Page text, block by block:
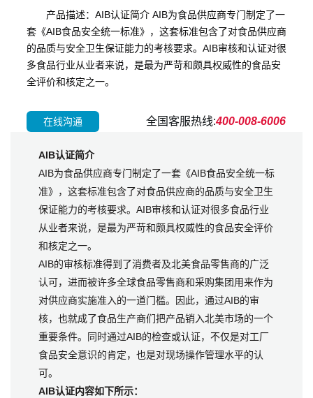
产品描述：AIB认证简介 AIB为食品供应商专门制定了一
套《AIB食品安全统一标准》，这套标准包含了对食品供应商
的品质与安全卫生保证能力的考核要求。AIB审核和认证对很
多食品行业从业者来说，是最为严苛和颇具权威性的食品安
全评价和核定之一。
在线沟通 全国客服热线:400-008-6006
AIB认证简介
AIB为食品供应商专门制定了一套《AIB食品安全统一标
准》，这套标准包含了对食品供应商的品质与安全卫生
保证能力的考核要求。AIB审核和认证对很多食品行业
从业者来说，是最为严苛和颇具权威性的食品安全评价
和核定之一。
AIB的审核标准得到了消费者及北美食品零售商的广泛
认可，进而被许多全球食品零售商和采购集团用来作为
对供应商实施准入的一道门槛。因此，通过AIB的审
核，也就成了食品生产商们把产品销入北美市场的一个
重要条件。同时通过AIB的检查或认证，不仅是对工厂
食品安全意识的肯定，也是对现场操作管理水平的认
可。
AIB认证内容如下所示：